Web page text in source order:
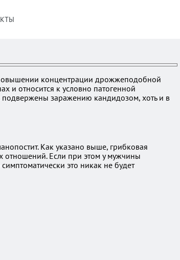
повышении концентрации дрожжеподобной
и относится к условно патогенной
заражению кандидозом, хоть и в
Как указано выше, грибковая
отношений. Если при этом у мужчины
это никак не будет